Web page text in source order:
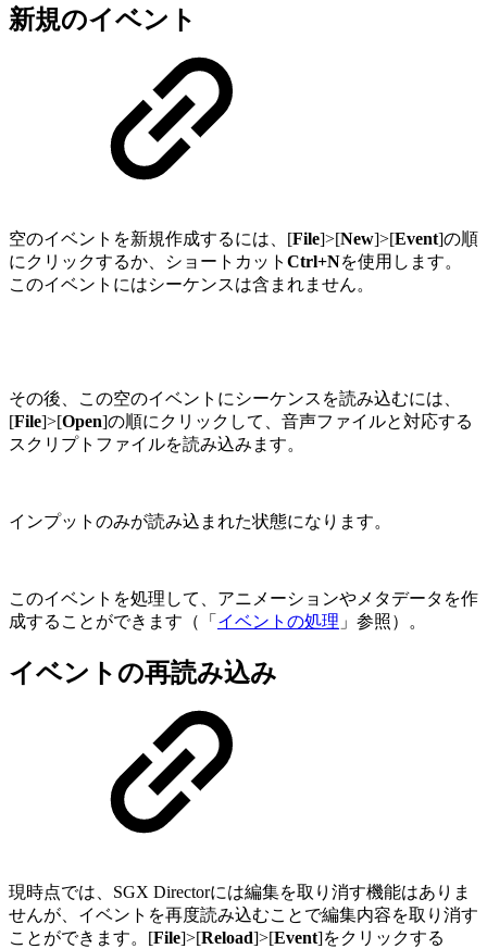
新規のイベント
空のイベントを新規作成するには、[File]>[New]>[Event]の順
にクリックするか、ショートカット Ctrl+Nを使用します。
このイベントにはシーケンスは含まれません。
その後、この空のイベントにシーケンスを読み込むには、
[File]>[Open]の順にクリックして、音声ファイルと対応する
スクリプトファイルを読み込みます。
インプットのみが読み込まれた状態になります。
このイベントを処理して、アニメーションやメタデータを作
成することができます（「 イベントの処理 」参照）。
イベントの再読み込み
現時点では、SGX Directorには編集を取り消す機能はありま
せんが、イベントを再度読み込むことで編集内容を取り消す
ことができます。[File]>[Reload]>[Event]をクリックする